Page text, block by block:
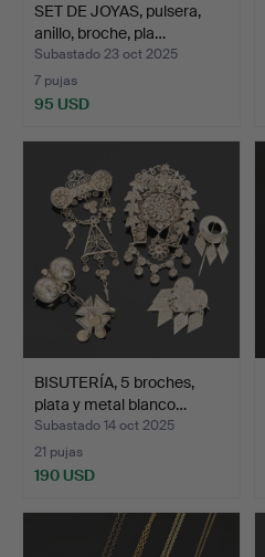
SET DE JOYAS, pulsera,
anillo, broche, pla…
Subastado 23 oct 2025
7 pujas
95 USD
BISUTERÍA, 5 broches,
plata y metal blanco…
Subastado 14 oct 2025
21 pujas
190 USD